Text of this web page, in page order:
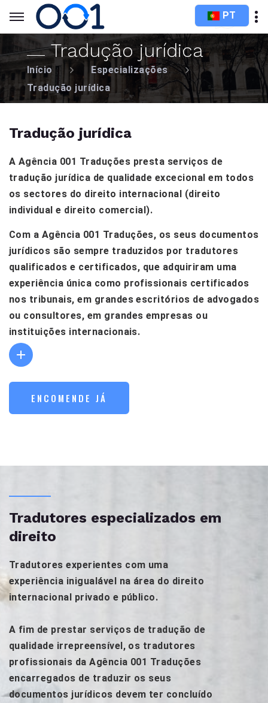
PT
Tradução jurídica
Início
Especializações
Tradução jurídica
Tradução jurídica
A Agência 001 Traduções presta serviços de
tradução jurídica de qualidade excecional em todos
os sectores do direito internacional (direito
individual e direito comercial).
Com a Agência 001 Traduções, os seus documentos
jurídicos são sempre traduzidos por tradutores
qualificados e certificados, que adquiriram uma
experiência única como profissionais certificados
nos tribunais, em grandes escritórios de advogados
ou consultores, em grandes empresas ou
instituições internacionais.
ENCOMENDE JÁ
Tradutores especializados em
direito
Tradutores experientes com uma
experiência inigualável na área do direito
internacional privado e público.
A fim de prestar serviços de tradução de
qualidade irrepreensível, os tradutores
profissionais da Agência 001 Traduções
encarregados de traduzir os seus
documentos jurídicos devem ter concluído